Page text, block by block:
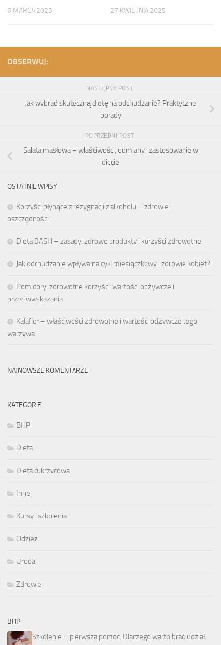
6 MARCA 2025 27 KWIETNIA 2025
OBSERWUJ:
NASTĘPNY POST
Jak wybrać skuteczną dietę na odchudzanie? Praktyczne
porady
POPRZEDNI POST
Sałata masłowa – właściwości, odmiany i zastosowanie w
diecie
OSTATNIE WPISY
Korzyści płynące z rezygnacji z alkoholu – zdrowie i
oszczędności
Dieta DASH – zasady, zdrowe produkty i korzyści zdrowotne
Jak odchudzanie wpływa na cykl miesiączkowy i zdrowie kobiet?
Pomidory: zdrowotne korzyści, wartości odżywcze i
przeciwwskazania
Kalafior – właściwości zdrowotne i wartości odżywcze tego
warzywa
NAJNOWSZE KOMENTARZE
KATEGORIE
BHP
Dieta
Dieta cukrzycowa
Inne
Kursy i szkolenia
Odzież
Uroda
Zdrowie
BHP
Szkolenie – pierwsza pomoc. Dlaczego warto brać udział.